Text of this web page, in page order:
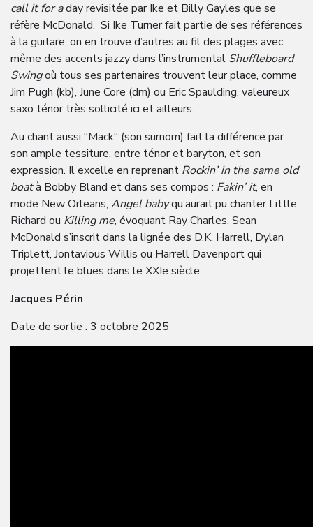
call it for aday revisitée par Ike et Billy Gayles que se
réfère McDonald. Si Ike Turner fait partie de ses références
à la guitare, on en trouve d’autres au fil des plages avec
même des accents jazzy dans l’instrumental Shuffleboard
Swingoù tous ses partenaires trouvent leur place, comme
Jim Pugh (kb), June Core (dm) ou Eric Spaulding, valeureux
saxo ténor très sollicité ici et ailleurs.
Au chant aussi “Mack“ (son surnom) fait la différence par
son ample tessiture, entre ténor et baryton, et son
expression. Il excelle en reprenant Rockin’ in the same old
boatà Bobby Bland et dans ses compos : Fakin’ it, en
mode New Orleans, Angel babyqu’aurait pu chanter Little
Richard ou Killing me, évoquant Ray Charles. Sean
McDonald s’inscrit dans la lignée des D.K. Harrell, Dylan
Triplett, Jontavious Willis ou Harrell Davenport qui
projettent le blues dans le XXIe siècle.
Jacques Périn
Date de sortie : 3 octobre 2025